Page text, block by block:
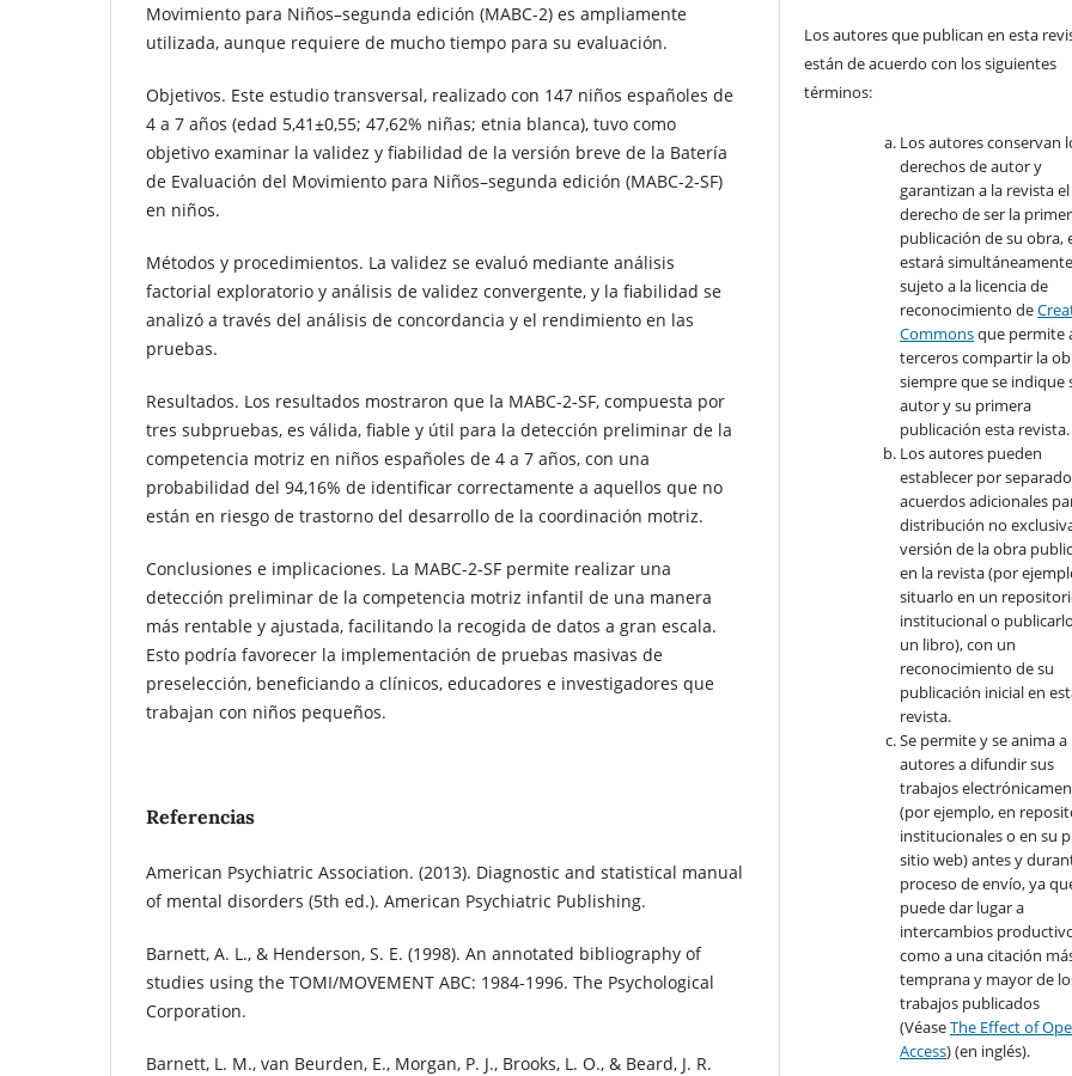
Movimiento para Niños–segunda edición (MABC-2) es ampliamente
utilizada, aunque requiere de mucho tiempo para su evaluación.
Objetivos. Este estudio transversal, realizado con 147 niños españoles de
4 a 7 años (edad 5,41±0,55; 47,62% niñas; etnia blanca), tuvo como
objetivo examinar la validez y fiabilidad de la versión breve de la Batería
de Evaluación del Movimiento para Niños–segunda edición (MABC-2-SF)
en niños.
Métodos y procedimientos. La validez se evaluó mediante análisis
factorial exploratorio y análisis de validez convergente, y la fiabilidad se
analizó a través del análisis de concordancia y el rendimiento en las
pruebas.
Resultados. Los resultados mostraron que la MABC-2-SF, compuesta por
tres subpruebas, es válida, fiable y útil para la detección preliminar de la
competencia motriz en niños españoles de 4 a 7 años, con una
probabilidad del 94,16% de identificar correctamente a aquellos que no
están en riesgo de trastorno del desarrollo de la coordinación motriz.
Conclusiones e implicaciones. La MABC-2-SF permite realizar una
detección preliminar de la competencia motriz infantil de una manera
más rentable y ajustada, facilitando la recogida de datos a gran escala.
Esto podría favorecer la implementación de pruebas masivas de
preselección, beneficiando a clínicos, educadores e investigadores que
trabajan con niños pequeños.
Referencias
American Psychiatric Association. (2013). Diagnostic and statistical manual
of mental disorders (5th ed.). American Psychiatric Publishing.
Barnett, A. L., & Henderson, S. E. (1998). An annotated bibliography of
studies using the TOMI/MOVEMENT ABC: 1984-1996. The Psychological
Corporation.
Barnett, L. M., van Beurden, E., Morgan, P. J., Brooks, L. O., & Beard, J. R.
Los autores que publican en esta
están de acuerdo con los siguientes
términos:
Los autores conservan
derechos de autor y
garantizan a la revista el
derecho de ser la
publicación de su obra,
estará simultáneamente
sujeto a la licencia de
reconocimiento de
Commonsque permite
terceros compartir la
siempre que se indique
autor y su primera
publicación esta revista.
Los autores pueden
establecer por separado
acuerdos adicionales
distribución no
versión de la obra
en la revista (por
situarlo en un
institucional o
un libro), con un
reconocimiento de su
publicación inicial en
revista.
Se permite y se anima a
autores a difundir sus
trabajos
(por ejemplo, en
institucionales o en su
sitio web) antes y
proceso de envío, ya
puede dar lugar a
intercambios
como a una citación
temprana y mayor de
trabajos publicados
(VéaseThe Effect of
Access) (en inglés).